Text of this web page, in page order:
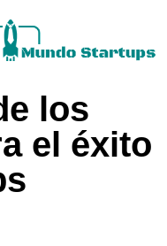
los
el éxito